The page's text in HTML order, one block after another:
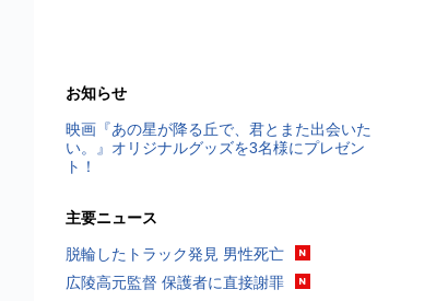
お知らせ
映画『あの星が降る丘で、君とまた出会いた
い。』オリジナルグッズを3名様にプレゼン
ト！
主要ニュース
脱輪したトラック発見 男性死亡
広陵高元監督 保護者に直接謝罪